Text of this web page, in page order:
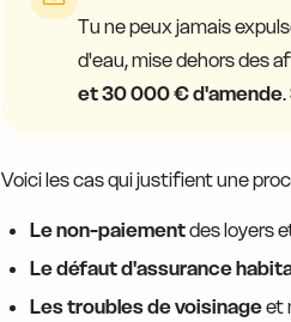
Tu ne peux jamais
d'eau, mise dehors des
et 30 000 € d'amende
Voici les cas qui justifient une
Le non-paiementdes loyers
Le défaut d'assurance
Les troubles de voisinageet